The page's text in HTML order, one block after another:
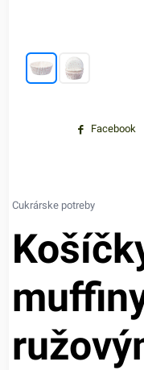
Facebook
Cukrárske potreby